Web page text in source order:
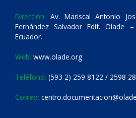
Dirección: Av. Mariscal Antonio
Fernández Salvador Edif. Olade
Ecuador.
Web: www.olade.org
Teléfono: (593 2) 259 8122 / 2598
Correo: